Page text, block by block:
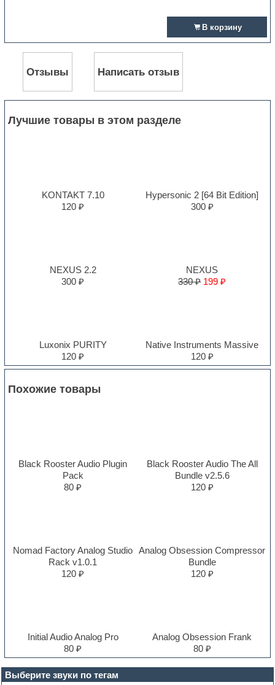
Выберите звуки по тегам
В корзину
Отзывы Написать отзыв
Лучшие товары в этом разделе
KONTAKT 7.10
120 ₽
Hypersonic 2 [64 Bit Edition]
300 ₽
NEXUS 2.2
300 ₽
NEXUS
330 ₽ 199 ₽
Luxonix PURITY
120 ₽
Native Instruments Massive
120 ₽
Похожие товары
Black Rooster Audio Plugin
Pack
80 ₽
Black Rooster Audio The All
Bundle v2.5.6
120 ₽
Nomad Factory Analog Studio
Rack v1.0.1
120 ₽
Analog Obsession Compressor
Bundle
120 ₽
Initial Audio Analog Pro
80 ₽
Analog Obsession Frank
80 ₽